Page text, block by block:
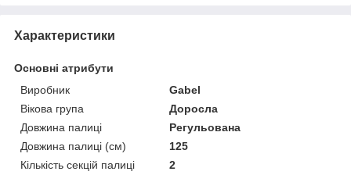
Характеристики
Основні атрибути
Виробник
Gabel
Вікова група
Доросла
Довжина палиці
Регульована
Довжина палиці (см)
125
Кількість секцій палиці
2